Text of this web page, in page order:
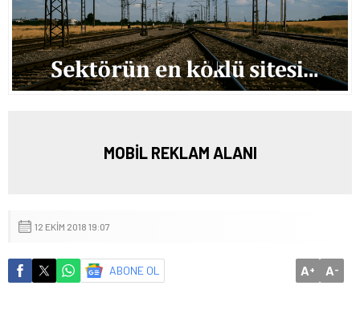
MOBİL REKLAM ALANI
12 EKIM 2018 19:07
ABONE OL A+ A-